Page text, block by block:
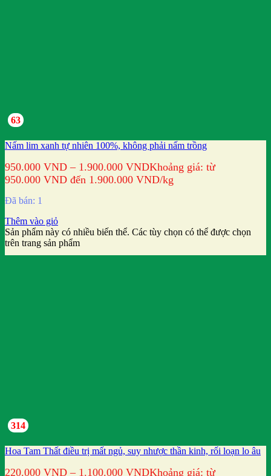
63
Nấm lim xanh tự nhiên 100%, không phải nấm trồng
950.000 VND – 1.900.000 VNDKhoảng giá: từ
950.000 VND đến 1.900.000 VND/kg
Đã bán: 1
Thêm vào giỏ
Sản phẩm này có nhiều biến thể. Các tùy chọn có thể được chọn
trên trang sản phẩm
314
Hoa Tam Thất điều trị mất ngủ, suy nhược thần kinh, rối loạn lo âu
220.000 VND – 1.100.000 VNDKhoảng giá: từ